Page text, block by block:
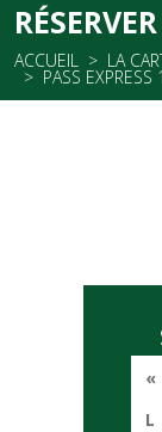
ACCUEIL LA
PASS
«
L